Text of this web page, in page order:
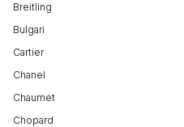
Breitling
Bulgari
Cartier
Chanel
Chaumet
Chopard